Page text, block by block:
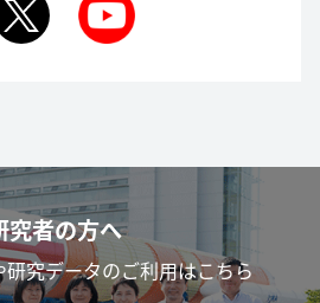
究者の方へ
究データのご利用はこちら